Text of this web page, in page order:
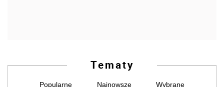
Tematy
Popularne Najnowsze Wybrane